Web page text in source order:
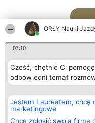
ORŁY Nauki
07:10
Cześć, chętnie Ci
odpowiedni temat
Jestem Laureatem, chcę
marketingowe
Chcę zgłosić swoją firmę
Organizator plebiscytu
Bright Side Solutions sp. z o.
o. sp. k.
ul. Ruska 22